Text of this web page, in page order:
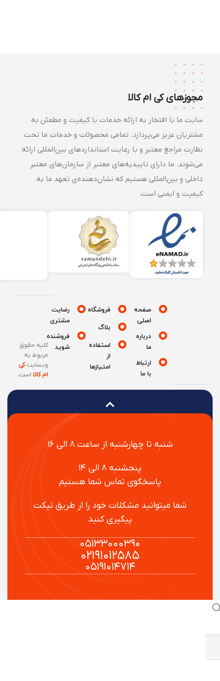
مجوزهای کی ام کالا
سایت ما با افتخار به ارائه خدمات با کیفیت و مطمئن به
مشتریان عزیز می‌پردازد. تمامی محصولات و خدمات ما تحت
نظارت مراجع معتبر و با رعایت استانداردهای بین‌المللی ارائه
می‌شوند. ما دارای تاییدیه‌های معتبر از سازمان‌های معتبر
داخلی و بین‌المللی هستیم که نشان‌دهنده‌ی تعهد ما به
کیفیت و ایمنی است.
شنبه تا چهارشنبه از ساعت ۸ الی ۱۶
پنجشنبه ۸ الی ۱۴
پاسخگوی تماس شما هستیم
شما میتوانید مشکلات خود را از طریق تیکت
پیگیری کنید
۰۵۱۳۳۰۰۰۳۹۰
۰۲۱۹۱۰۱۲۵۸۵
۰۵۱۹۱۰۱۴۷۱۴
صفحه
درباره
ارتباط
فروشگاه
بلاگ
استفاده
امتیازها
رضایت
مشتری
فروشنده
شوید
کلیه حقوق
مربوط به
وبسایتکی
ام کالااست.